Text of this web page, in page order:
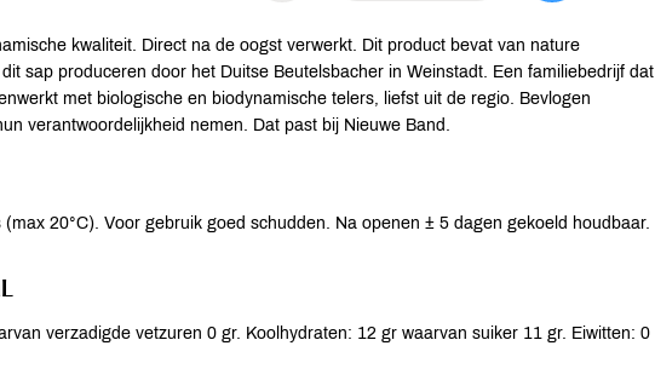
kwaliteit. Direct na de oogst verwerkt. Dit product bevat van nature
sap produceren door het Duitse Beutelsbacher in Weinstadt. Een familiebedrijf dat
met biologische en biodynamische telers, liefst uit de regio. Bevlogen
verantwoordelijkheid nemen. Dat past bij Nieuwe Band.
20°C). Voor gebruik goed schudden. Na openen ± 5 dagen gekoeld houdbaar.
verzadigde vetzuren 0 gr. Koolhydraten: 12 gr waarvan suiker 11 gr. Eiwitten: 0